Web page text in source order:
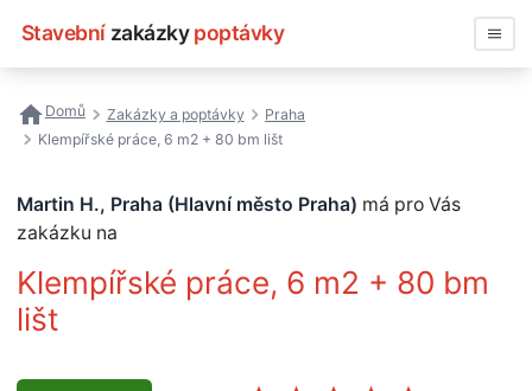
Stavební zakázky poptávky
Všechny zakázky
Nejčastější vyhledávání
Domů Zakázky a poptávky
Praha
Klempířské práce, 6 m2 + 80 bm lišt
Martin H., Praha (Hlavní město Praha) má pro Vás
zakázku na
Klempířské práce, 6 m2 + 80 bm
lišt